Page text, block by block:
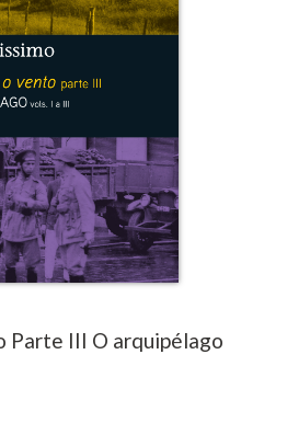
Parte III O arquipélago